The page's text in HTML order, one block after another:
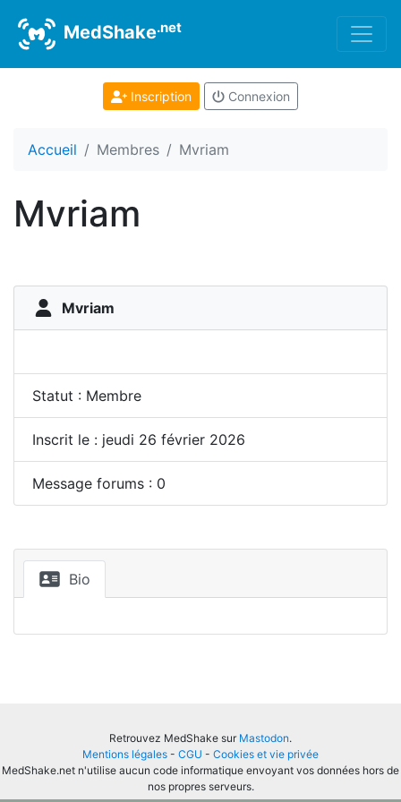
MedShake.net
Inscription Connexion
Accueil Membres Mvriam
Mvriam
Mvriam
Statut : Membre
Inscrit le : jeudi 26 février 2026
Message forums : 0
Bio
Retrouvez MedShake sur Mastodon.
Mentions légales - CGU - Cookies et vie privée
MedShake.net n'utilise aucun code informatique envoyant vos données hors de
nos propres serveurs.